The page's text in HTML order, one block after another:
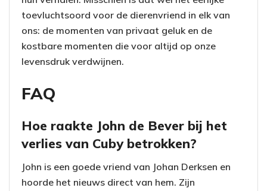
toevluchtsoord voor de dierenvriend in elk van
ons: de momenten van privaat geluk en de
kostbare momenten die voor altijd op onze
levensdruk verdwijnen.
FAQ
Hoe raakte John de Bever bij het
verlies van Cuby betrokken?
John is een goede vriend van Johan Derksen en
hoorde het nieuws direct van hem. Zijn